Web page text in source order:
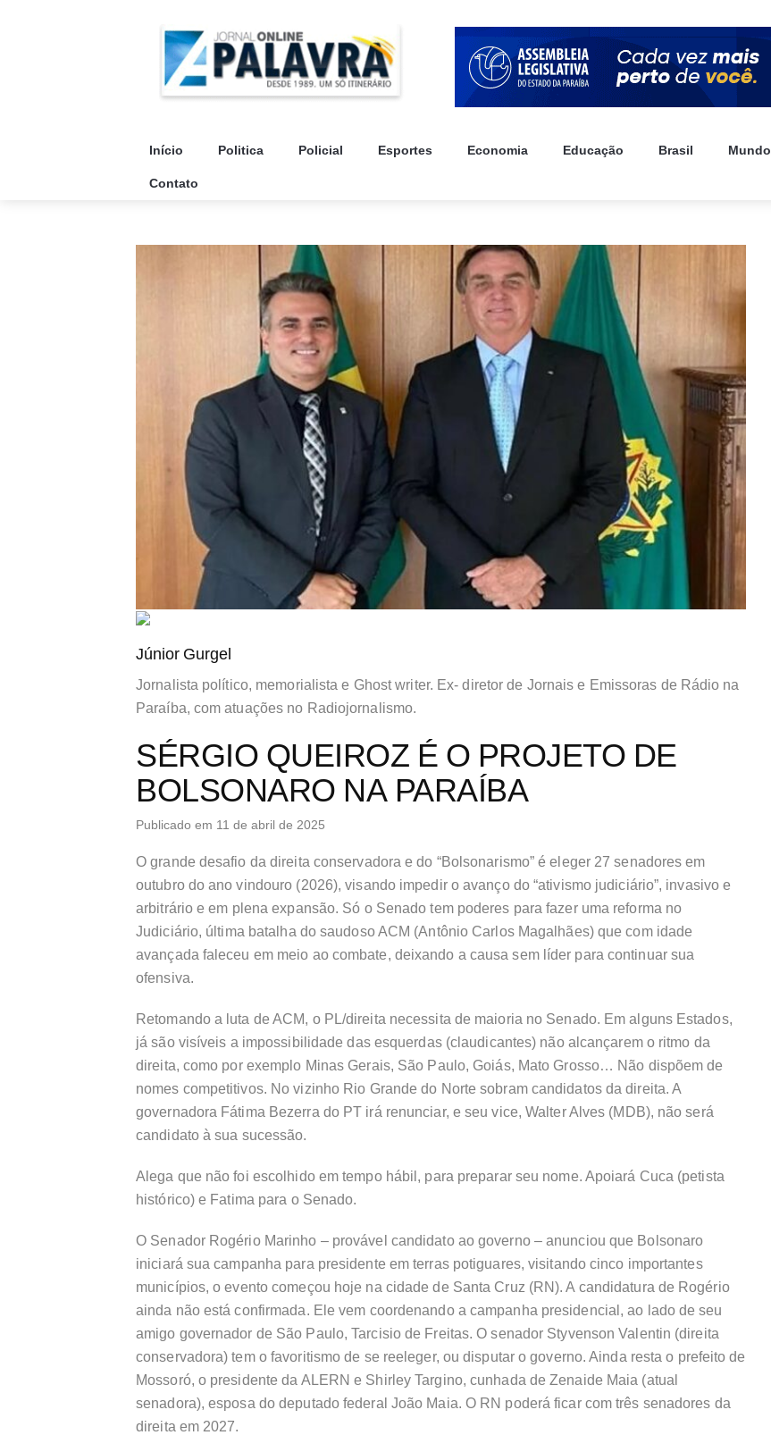
Início Politica Policial Esportes Economia Educação Brasil Mundo
Contato
Júnior Gurgel
Jornalista político, memorialista e Ghost writer. Ex- diretor de Jornais e Emissoras de Rádio na
Paraíba, com atuações no Radiojornalismo.
SÉRGIO QUEIROZ É O PROJETO DE
BOLSONARO NA PARAÍBA
Publicado em 11 de abril de 2025
O grande desafio da direita conservadora e do “Bolsonarismo” é eleger 27 senadores em
outubro do ano vindouro (2026), visando impedir o avanço do “ativismo judiciário”, invasivo e
arbitrário e em plena expansão. Só o Senado tem poderes para fazer uma reforma no
Judiciário, última batalha do saudoso ACM (Antônio Carlos Magalhães) que com idade
avançada faleceu em meio ao combate, deixando a causa sem líder para continuar sua
ofensiva.
Retomando a luta de ACM, o PL/direita necessita de maioria no Senado. Em alguns Estados,
já são visíveis a impossibilidade das esquerdas (claudicantes) não alcançarem o ritmo da
direita, como por exemplo Minas Gerais, São Paulo, Goiás, Mato Grosso… Não dispõem de
nomes competitivos. No vizinho Rio Grande do Norte sobram candidatos da direita. A
governadora Fátima Bezerra do PT irá renunciar, e seu vice, Walter Alves (MDB), não será
candidato à sua sucessão.
Alega que não foi escolhido em tempo hábil, para preparar seu nome. Apoiará Cuca (petista
histórico) e Fatima para o Senado.
O Senador Rogério Marinho – provável candidato ao governo – anunciou que Bolsonaro
iniciará sua campanha para presidente em terras potiguares, visitando cinco importantes
municípios, o evento começou hoje na cidade de Santa Cruz (RN). A candidatura de Rogério
ainda não está confirmada. Ele vem coordenando a campanha presidencial, ao lado de seu
amigo governador de São Paulo, Tarcisio de Freitas. O senador Styvenson Valentin (direita
conservadora) tem o favoritismo de se reeleger, ou disputar o governo. Ainda resta o prefeito de
Mossoró, o presidente da ALERN e Shirley Targino, cunhada de Zenaide Maia (atual
senadora), esposa do deputado federal João Maia. O RN poderá ficar com três senadores da
direita em 2027.